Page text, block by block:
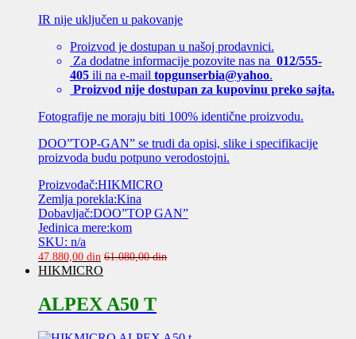
IR nije uključen u pakovanje
Proizvod je dostupan u našoj prodavnici.
Za dodatne informacije pozovite nas na 012/555-
405 ili na e-mail topgunserbia@yahoo.
Proizvod nije dostupan za kupovinu preko sajta.
Fotografije ne moraju biti 100% identične proizvodu.
DOO”TOP-GAN” se trudi da opisi, slike i specifikacije
proizvoda budu potpuno verodostojni.
Proizvođač:HIKMICRO
Zemlja porekla:Kina
Dobavljač:DOO”TOP GAN”
Jedinica mere:kom
SKU: n/a
47.880,00 din 61.080,00din
HIKMICRO
ALPEX A50 T